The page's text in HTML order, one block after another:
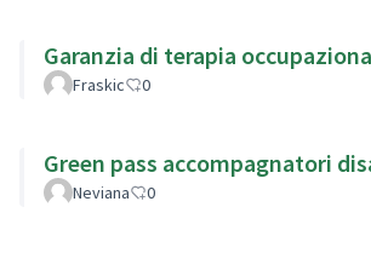
Garanzia di terapia
Fraskic 0
Green pass accompagnatori
Neviana 0